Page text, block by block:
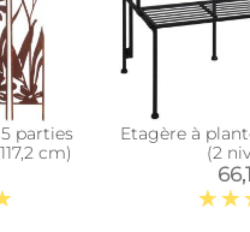
parties
cm)
Etagère à
(2